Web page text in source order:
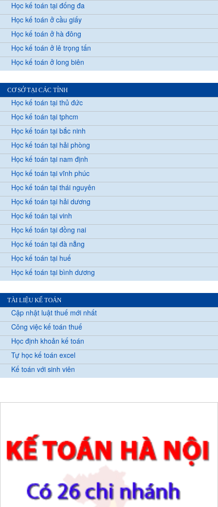
Học kế toán tại đống đa
Học kế toán ở cầu giấy
Học kế toán ở hà đông
Học kế toán ở lê trọng tấn
Học kế toán ở long biên
CƠ SỞ TẠI CÁC TỈNH
Học kế toán tại thủ đức
Học kế toán tại tphcm
Học kế toán tại bắc ninh
Học kế toán tại hải phòng
Học kế toán tại nam định
Học kế toán tại vĩnh phúc
Học kế toán tại thái nguyên
Học kế toán tại hải dương
Học kế toán tại vinh
Học kế toán tại đồng nai
Học kế toán tại đà nẵng
Học kế toán tại huế
Học kế toán tại bình dương
TÀI LIỆU KẾ TOÁN
Cập nhật luật thuế mới nhất
Công việc kế toán thuế
Học định khoản kế toán
Tự học kế toán excel
Kế toán với sinh viên